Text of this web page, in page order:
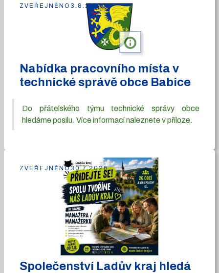
info
Nabídka pracovního místa v
technické správě obce Babice
Do přátelského týmu technické správy obce
hledáme posilu. Více informací naleznete v příloze.
ZVEŘEJNĚNO 3.8.2026
Společenství Ladův kraj hledá
ZVEŘEJNĚNO30.7.2026